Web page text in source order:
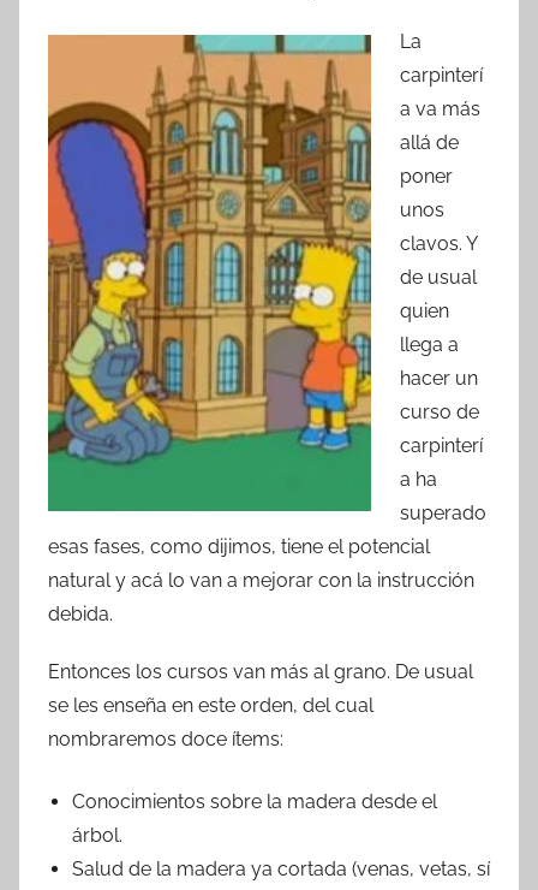
La
carpinterí
a va más
allá de
poner
unos
clavos. Y
de usual
quien
llega a
hacer un
curso de
carpinterí
a ha
superado
esas fases, como dijimos, tiene el potencial
natural y acá lo van a mejorar con la instrucción
debida.
Entonces los cursos van más al grano. De usual
se les enseña en este orden, del cual
nombraremos doce ítems:
Conocimientos sobre la madera desde el
árbol.
Salud de la madera ya cortada (venas, vetas, sí